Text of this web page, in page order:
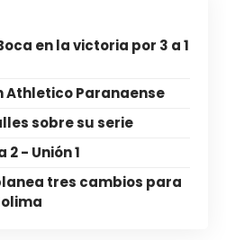
en la victoria por 3 a 1
Athletico Paranaense
sobre su serie
2 - Unión 1
tres cambios para